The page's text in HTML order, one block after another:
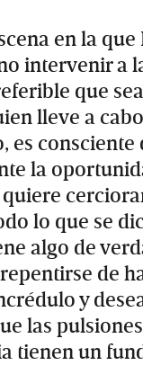
en la que
intervenir a
que
lleve a
es consciente
la
lo que se
algo de
de
y
las
tienen un